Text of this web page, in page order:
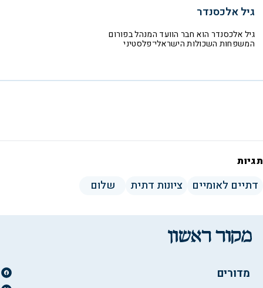
גיל אלכסנדר
גיל אלכסנדר הוא חבר הוועד המנהל בפורום
המשפחות השכולות הישראלי־פלסטיני
תגיות
דתיים לאומיים ציונות דתית שלום
מדורים